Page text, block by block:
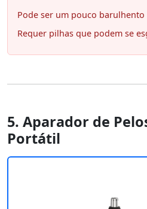
Pode ser um pouco barulhento
Requer pilhas que podem se
5. Aparador de
Portátil ‎